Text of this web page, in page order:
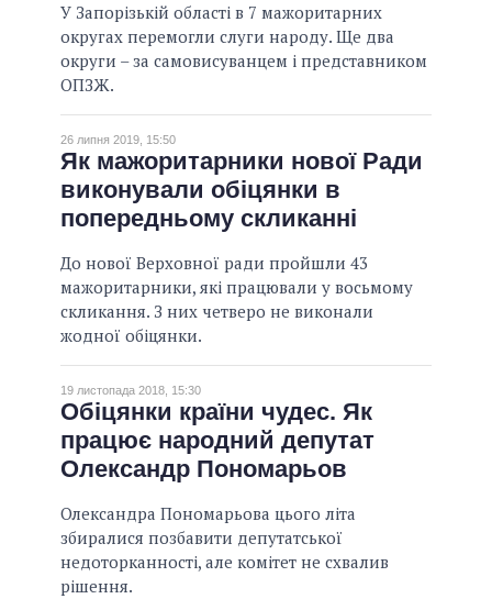
У Запорізькій області в 7 мажоритарних
округах перемогли слуги народу. Ще два
округи – за самовисуванцем і представником
ОПЗЖ.
26 липня 2019, 15:50
Як мажоритарники нової Ради
виконували обіцянки в
попередньому скликанні
До нової Верховної ради пройшли 43
мажоритарники, які працювали у восьмому
скликання. З них четверо не виконали
жодної обіцянки.
19 листопада 2018, 15:30
Обіцянки країни чудес. Як
працює народний депутат
Олександр Пономарьов
Олександра Пономарьова цього літа
збиралися позбавити депутатської
недоторканності, але комітет не схвалив
рішення.